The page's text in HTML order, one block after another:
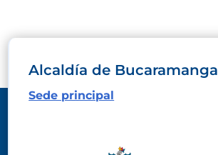
Alcaldía de Bucaramanga
Sede principal